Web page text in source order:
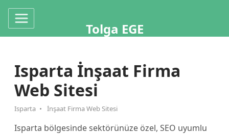
Tolga EGE
Isparta İnşaat Firma
Web Sitesi
Isparta İnşaat Firma Web Sitesi
Isparta bölgesinde sektörünüze özel, SEO uyumlu